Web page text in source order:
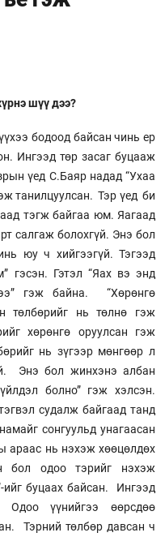
шүү дээ?
бодоод байсан чинь ер
Ингээд төр засаг буцааж
үед С.Баяр надад “Ухаа
танилцуулсан. Тэр үед би
тэгж байгаа юм. Яагаад
салгаж болохгүй. Энэ бол
юу ч хийгээгүй. Тэгээд
гэсэн. Гэтэл “Яах вэ энд
гэж байна. “Хөрөнгө
төлбөрийг нь төлнө гэж
хөрөнгө оруулсан гэж
нь зүгээр мөнгөөр л
Энэ бол жинхэнэ албан
болно” гэж хэлсэн.
судалж байгаад танд
сонгуульд унагаасан
нь нэхэж хөөцөлдөх
бол одоо тэрийг нэхэж
ийг буцаах байсан. Ингээд
Одоо үүнийгээ өөрсдөө
Тэрний төлбөр давсан ч